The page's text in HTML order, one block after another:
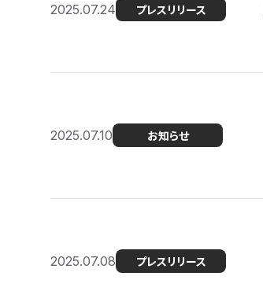
2025.07.24 プレスリリース
2025.07.10 お知らせ
2025.07.08 プレスリリース